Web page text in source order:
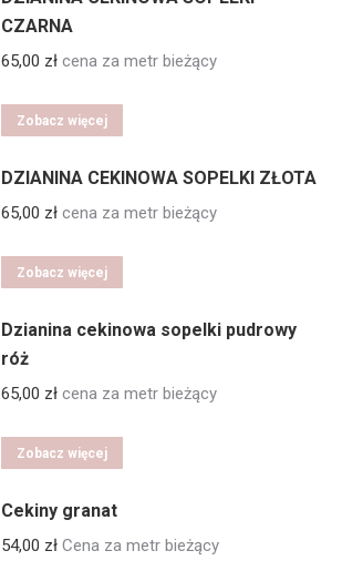
CZARNA
65,00 zł cena za metr bieżący
Zobacz więcej
DZIANINA CEKINOWA SOPELKI ZŁOTA
65,00 zł cena za metr bieżący
Zobacz więcej
Dzianina cekinowa sopelki pudrowy
róż
65,00 zł cena za metr bieżący
Zobacz więcej
Cekiny granat
54,00 zł Cena za metr bieżący